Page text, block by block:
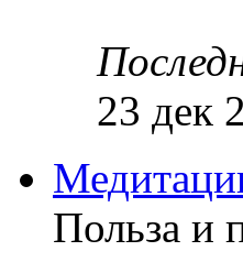
23 дек
Польза и